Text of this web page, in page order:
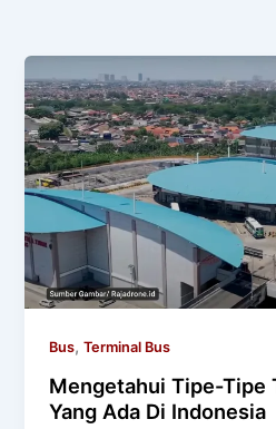
Bus,Terminal Bus
Mengetahui Tipe-Tipe
Yang Ada Di Indonesia